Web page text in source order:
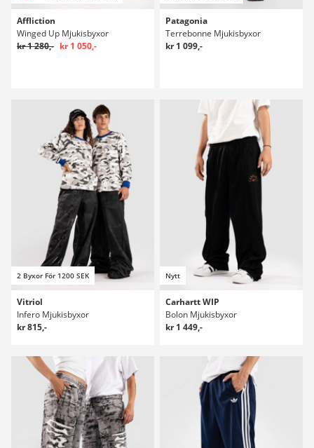
Affliction
Winged Up Mjukisbyxor
kr 1 280,- kr 1 050,-
Patagonia
Terrebonne Mjukisbyxor
kr 1 099,-
2 Byxor För 1200 SEK
Vitriol
Infero Mjukisbyxor
kr 815,-
Nytt
Carhartt WIP
Bolon Mjukisbyxor
kr 1 449,-